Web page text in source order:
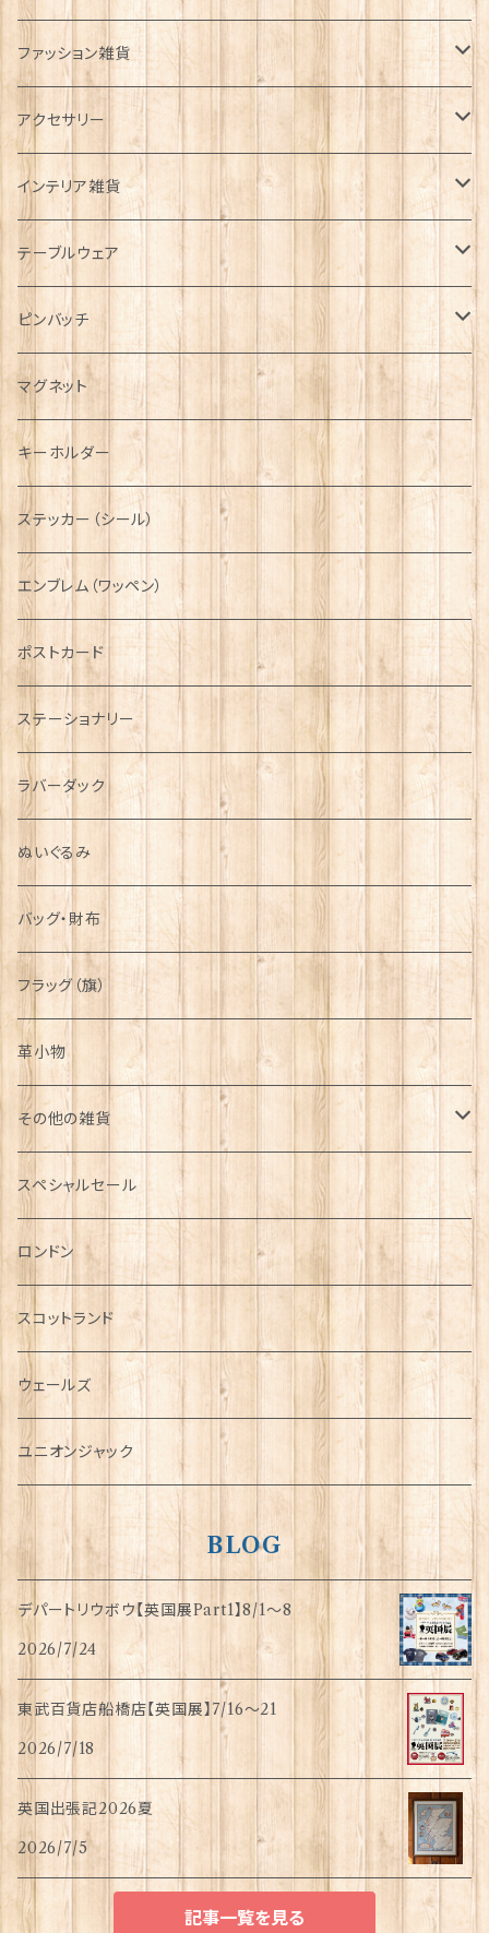
ファッション雑貨
タータンネクタイ
帽子
キャップ
ハンチング帽
キャスケット
ディアストーカー
ニット帽
Tシャツ
マフラー
タータン【Bronte by Moon】
タータン【Glencroft】
ボタンラップマフラー【Aran Traditions】
サッシュ
スカーフ
ファッションマスク
アクセサリー
ORTAK
ブローチ
ペンダント
チャーム
その他のアクセサリー
インテリア雑貨
インテリア置物
ラブスプーン
ラブスプーン【SION LLEWELLYN】
ラブスプーン【PAUL CURTIS】
ファブリック
テーブルウェア
ティータオル
ペーパーナプキン
ティーコジー
その他テーブルウェア
ピンバッチ
ジェネラルデザイン
乗り物
動物＆植物
国旗＆紋章
音楽＆楽器
運動＆人物
シンボル
ミリタリー
NAVY
AIRFORCE
ARMY
ピューター
マグネット
キーホルダー
ステッカー（シール）
エンブレム（ワッペン）
ポストカード
ステーショナリー
ラバーダック
ぬいぐるみ
バッグ・財布
フラッグ（旗）
革小物
その他の雑貨
ミニカー
チャーム
犬グッズ
傘
指貫(シンブル)
スペシャルセール
ロンドン
スコットランド
ウェールズ
ユニオンジャック
BLOG
デパートリウボウ【英国展Part1】8/1〜8
2026/7/24
東武百貨店船橋店【英国展】7/16～21
2026/7/18
英国出張記2026夏
2026/7/5
記事一覧を見る